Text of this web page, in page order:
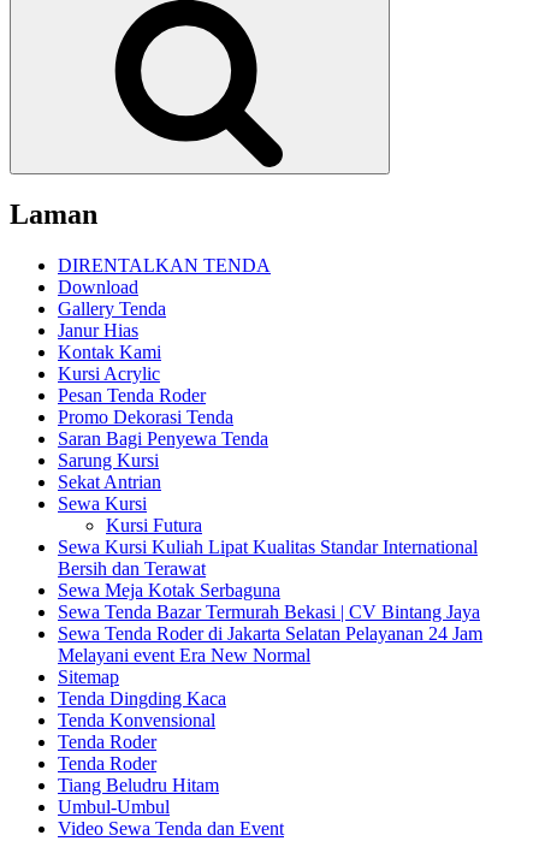
Laman
DIRENTALKAN TENDA
Download
Gallery Tenda
Janur Hias
Kontak Kami
Kursi Acrylic
Pesan Tenda Roder
Promo Dekorasi Tenda
Saran Bagi Penyewa Tenda
Sarung Kursi
Sekat Antrian
Sewa Kursi
Kursi Futura
Sewa Kursi Kuliah Lipat Kualitas Standar International
Bersih dan Terawat
Sewa Meja Kotak Serbaguna
Sewa Tenda Bazar Termurah Bekasi | CV Bintang Jaya
Sewa Tenda Roder di Jakarta Selatan Pelayanan 24 Jam
Melayani event Era New Normal
Sitemap
Tenda Dingding Kaca
Tenda Konvensional
Tenda Roder
Tenda Roder
Tiang Beludru Hitam
Umbul-Umbul
Video Sewa Tenda dan Event